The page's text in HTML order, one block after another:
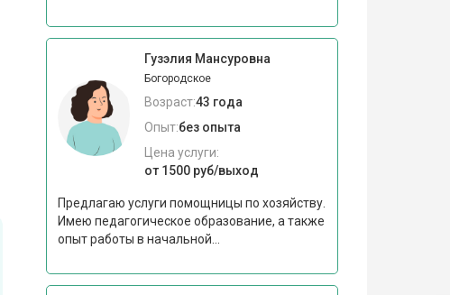
Гузэлия Мансуровна
Богородское
Возраст:43 года
Опыт:без опыта
Цена услуги:
от 1500 руб/выход
Предлагаю услуги помощницы по хозяйству.
Имею педагогическое образование, а также
опыт работы в начальной...